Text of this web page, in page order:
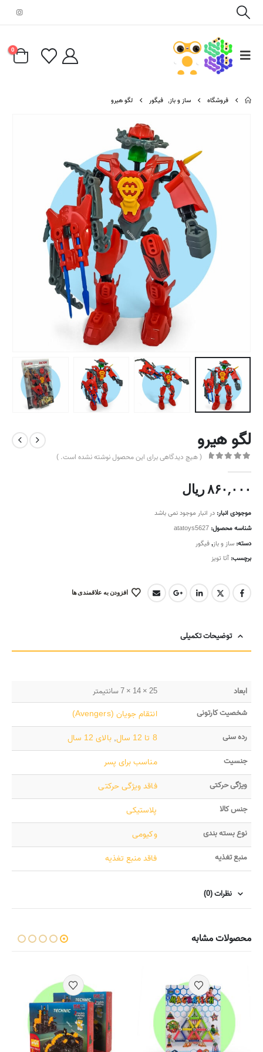
0
فروشگاه ساز و باز, فیگور لگو هیرو
لگو هیرو
( هیچ دیدگاهی برای این محصول نوشته نشده است. )
۸۶۰,۰۰۰ریال
موجودی انبار: در انبار موجود نمی باشد
شناسه محصول: atatoys5627
دسته: ساز و باز,فیگور
برچسب: آتا تویز
افزودن به علاقمندی ها
توضیحات تکمیلی
ابعاد
25 × 14 × 7 سانتیمتر
شخصیت کارتونی
انتقام جویان (Avengers)
رده سنی 8 تا 12 سال ,بالای 12 سال
جنسیت مناسب برای پسر
ویژگی حرکتی فاقد ویژگی حرکتی
جنس کالا پلاستیکی
نوع بسته بندی وکیومی
منبع تغذیه فاقد منبع تغذیه
نظرات (0)
محصولات مشابه